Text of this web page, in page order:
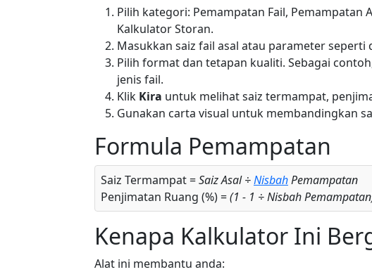
Pilih kategori: Pemampatan Fail, Pemampatan
Kalkulator Storan.
Masukkan saiz fail asal atau parameter
Pilih format dan tetapan kualiti. Sebagai
jenis fail.
Klik Kira untuk melihat saiz termampat,
Gunakan carta visual untuk membandingkan
Formula Pemampatan
Saiz Termampat =Saiz Asal ÷NisbahPemampatan
Penjimatan Ruang (%) =(1 - 1 ÷ Nisbah
Kenapa Kalkulator Ini
Alat ini membantu anda: